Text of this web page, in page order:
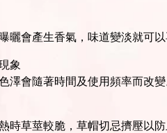
曬會產生香氣，味道變淡就可以
象
澤會隨著時間及使用頻率而改變
時草莖較脆，草帽切忌擠壓以防